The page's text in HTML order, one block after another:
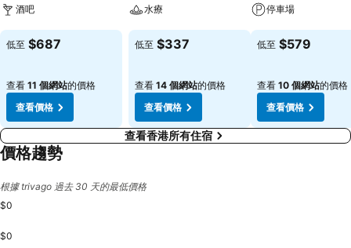
酒吧
查看價格
低至 $687
查看 11 個網站的價格
查看價格
水療
查看價格
低至 $337
查看 14 個網站的價格
查看價格
停車場
查看價格
低至 $579
查看 10 個網站的價格
查看價格
查看香港所有住宿
價格趨勢
根據 trivago 過去 30 天的最低價格
$0
$0